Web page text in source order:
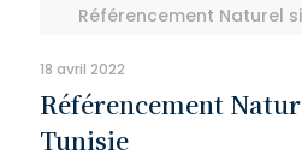
Référencement Naturel
18 avril 2022
Référencement
Tunisie